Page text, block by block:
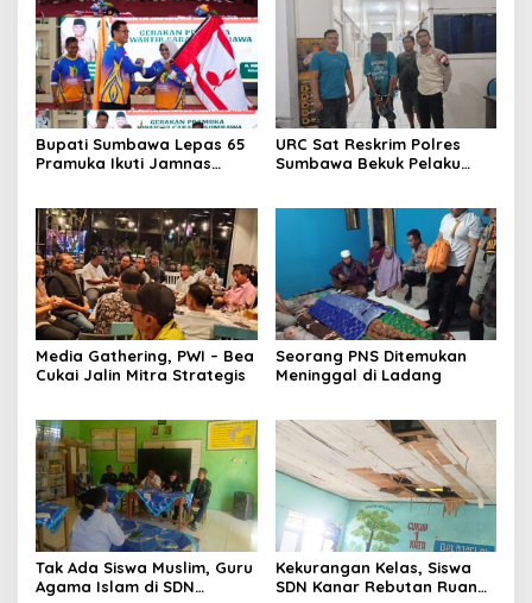
Bupati Sumbawa Lepas 65
Pramuka Ikuti Jamnas
URC Sat Reskrim Polres
Sumbawa Bekuk Pelaku
Media Gathering, PWI – Bea
Cukai Jalin Mitra Strategis
Seorang PNS Ditemukan
Meninggal di Ladang
Tak Ada Siswa Muslim, Guru
Agama Islam di SDN
Kekurangan Kelas, Siswa
SDN Kanar Rebutan Ruang